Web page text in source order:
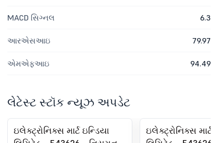
MACD સિગ્નલ 6.3
આરએસઆઇ 79.97
એમએફઆઇ 94.49
લેટેસ્ટ સ્ટૉક ન્યૂઝ અપડેટ
ઇલેક્ટ્રોનિક્સ માર્ટ ઇન્ડિયા
ઇલેક્ટ્રોનિક્સ માર્ટ